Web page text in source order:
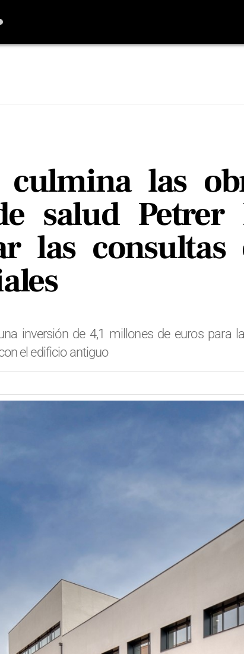
culmina las
salud
las
inversión de 4,1 millones de euros
el edificio antiguo